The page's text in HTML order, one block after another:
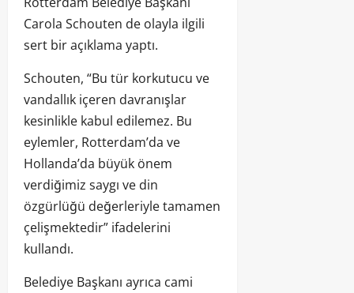
Carola Schouten de olayla ilgili
sert bir açıklama yaptı.
Schouten, “Bu tür korkutucu ve
vandallık içeren davranışlar
kesinlikle kabul edilemez. Bu
eylemler, Rotterdam’da ve
Hollanda’da büyük önem
verdiğimiz saygı ve din
özgürlüğü değerleriyle tamamen
çelişmektedir” ifadelerini
kullandı.
Belediye Başkanı ayrıca cami